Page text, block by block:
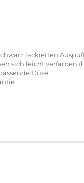
lackierten
sich leicht verfärben
Düse